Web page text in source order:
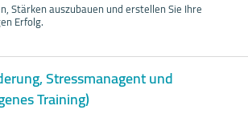
Stärken auszubauen und erstellen Sie Ihre
Erfolg.
Stressmanagent und
Training)